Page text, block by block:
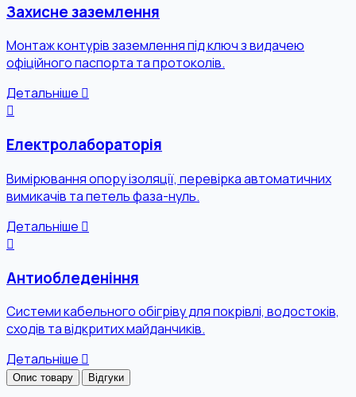
Захисне заземлення
Монтаж контурів заземлення під ключ з видачею
офіційного паспорта та протоколів.
Детальніше
Електролабораторія
Вимірювання опору ізоляції, перевірка автоматичних
вимикачів та петель фаза-нуль.
Детальніше
Антиобледеніння
Системи кабельного обігріву для покрівлі, водостоків,
сходів та відкритих майданчиків.
Детальніше
Опис товару Відгуки